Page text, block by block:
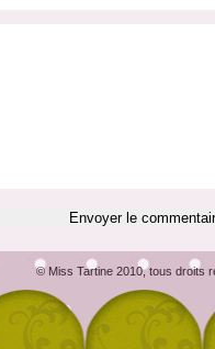
© Miss Tartine 2010, tous droits